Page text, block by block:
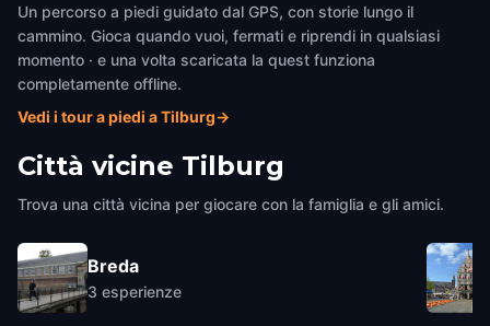
Un percorso a piedi guidato dal GPS, con storie lungo il
cammino. Gioca quando vuoi, fermati e riprendi in qualsiasi
momento · e una volta scaricata la quest funziona
completamente offline.
Vedi i tour a piedi a Tilburg→
Città vicine Tilburg
Trova una città vicina per giocare con la famiglia e gli amici.
Breda
3 esperienze